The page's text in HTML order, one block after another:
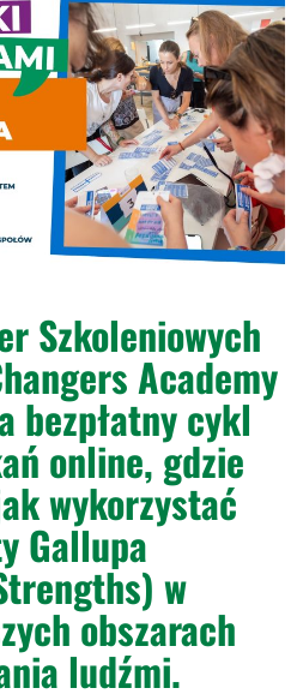
Szkoleniowych
Academy
bezpłatny cykl
online, gdzie
wykorzystać
Gallupa
w
obszarach
ludźmi.